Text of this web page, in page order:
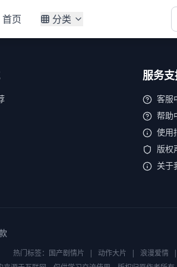
首页 分类
服务
客服
帮助
使用
版权
关于
热门标签： 国产剧情片 | 动作大片 | 浪漫爱情 |